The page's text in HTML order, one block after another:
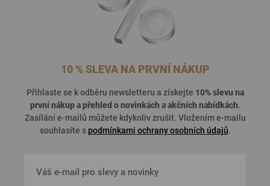
10 % SLEVA NA PRVNÍ NÁKUP
Přihlaste se k odběru newsletteru a získejte 10% slevu na
první nákup a přehled o novinkách a akčních nabídkách.
Zasílání e-mailů můžete kdykoliv zrušit. Vložením e-mailu
souhlasíte s podmínkami ochrany osobních údajů.